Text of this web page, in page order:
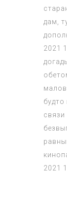
дам,
2021
будто
связи
2021